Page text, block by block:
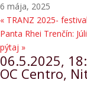
6 mája, 2025
« TRANZ 2025-
Panta Rhei Trenčín:
pýtaj »
06.5.2025,
OC Centro,